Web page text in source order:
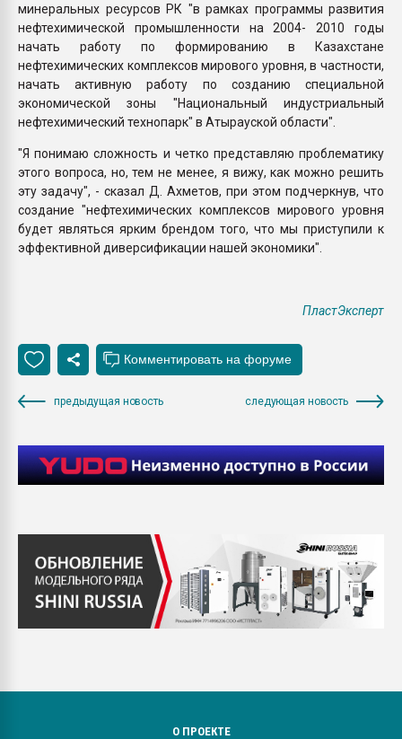
минеральных ресурсов РК "в рамках программы развития
нефтехимической промышленности на 2004- 2010 годы
начать работу по формированию в Казахстане
нефтехимических комплексов мирового уровня, в частности,
начать активную работу по созданию специальной
экономической зоны "Национальный индустриальный
нефтехимический технопарк" в Атырауской области".
"Я понимаю сложность и четко представляю проблематику
этого вопроса, но, тем не менее, я вижу, как можно решить
эту задачу", - сказал Д. Ахметов, при этом подчеркнув, что
создание "нефтехимических комплексов мирового уровня
будет являться ярким брендом того, что мы приступили к
эффективной диверсификации нашей экономики".
ПластЭксперт
предыдущая новость следующая новость
О ПРОЕКТЕ